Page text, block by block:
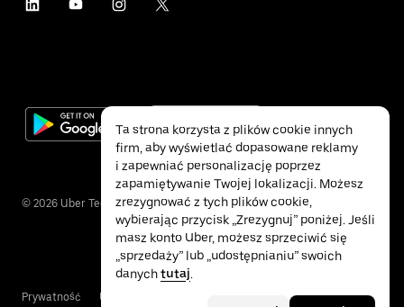
© 2026 Uber Technologies Inc.
Prywatność Ułatwienia dostępu
Ta strona korzysta z plików cookie innych
firm, aby wyświetlać dopasowane reklamy
i zapewniać personalizację poprzez
zapamiętywanie Twojej lokalizacji. Możesz
zrezygnować z tych plików cookie,
wybierając przycisk „Zrezygnuj” poniżej. Jeśli
masz konto Uber, możesz sprzeciwić się
„sprzedaży” lub „udostępnianiu” swoich
danychtutaj.